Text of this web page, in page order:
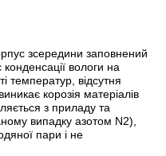
зсередини заповнений
вологи на
температур, відсутня
корозія матеріалів
з приладу та
випадку азотом N2),
пари і не